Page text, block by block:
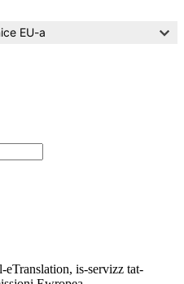
EU-a
is-servizz tat-